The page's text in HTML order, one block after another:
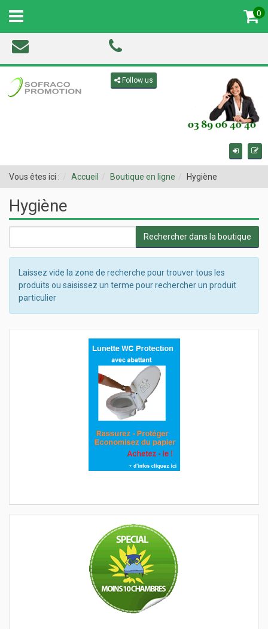
Follow us
0
MENU
Vous êtes ici : Accueil Boutique en ligne Hygiène
Hygiène
Laissez vide la zone de recherche pour trouver tous les
produits ou saisissez un terme pour rechercher un produit
particulier